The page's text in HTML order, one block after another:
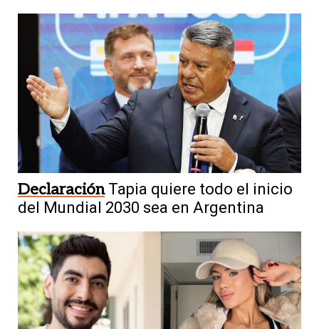
Declaración Tapia quiere todo el inicio
del Mundial 2030 sea en Argentina